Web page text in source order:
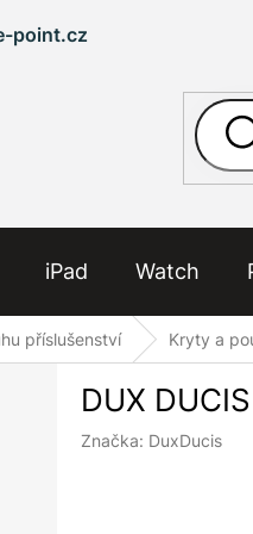
point.cz
iPad Watch
příslušenství Kryty a
DUX
Značka: DuxDucis